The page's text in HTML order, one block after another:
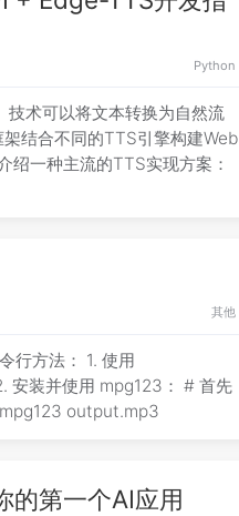
Python
术可以将文本转换为自然流
结合不同的TTS引擎构建Web
绍一种主流的TTS实现方案：
其他
行方法： 1. 使用
装并使用 mpg123： # 首先
mpg123 # 然后播放 mpg123 output.mp3
的第一个AI应用